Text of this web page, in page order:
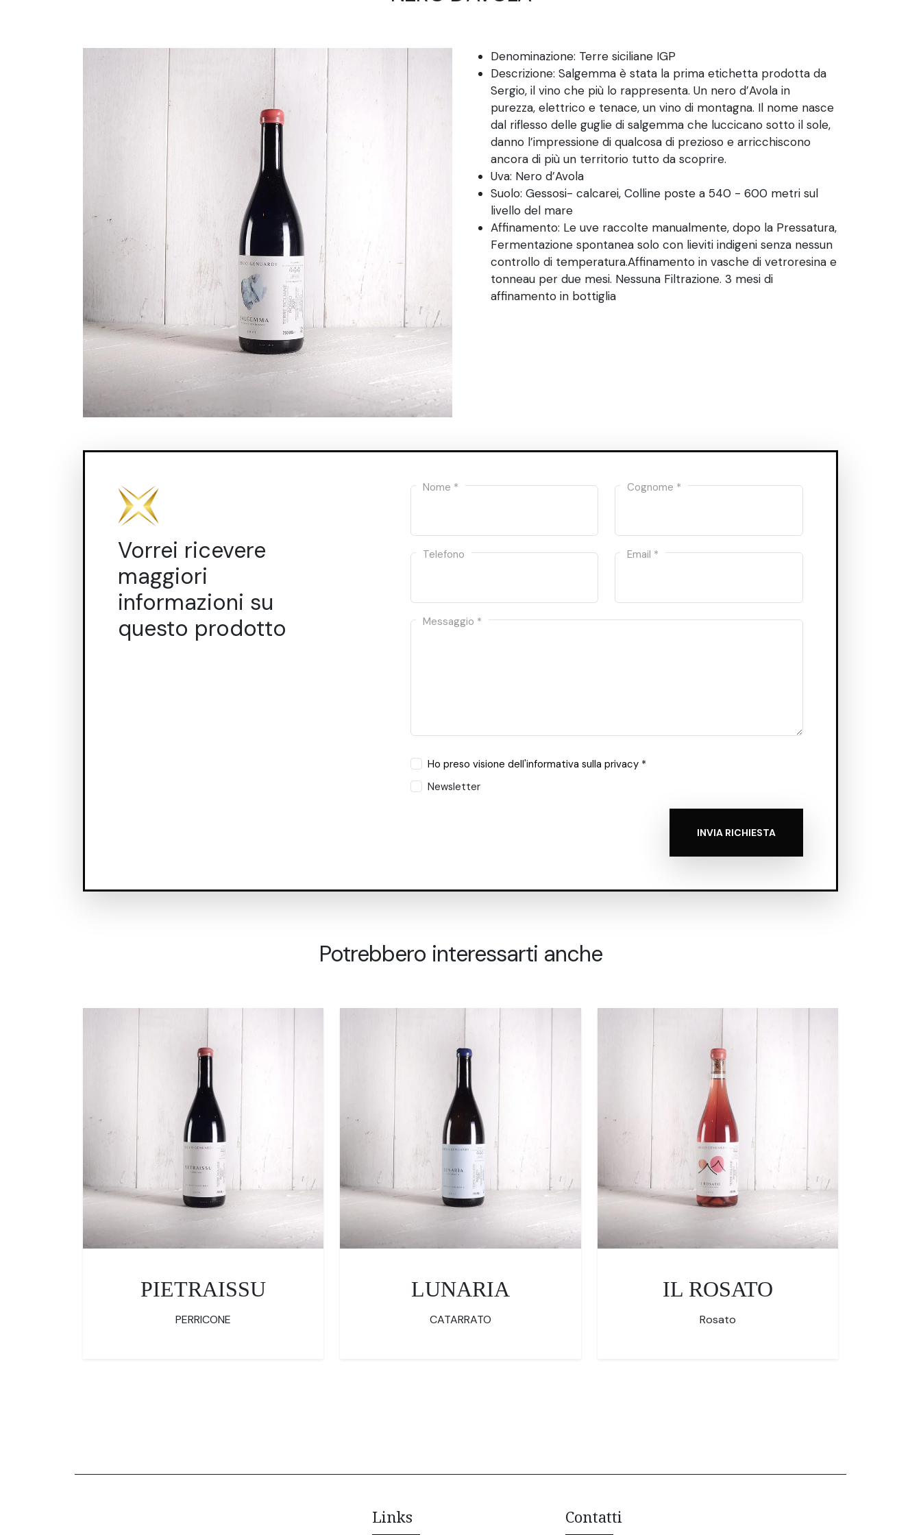
Denominazione: Terre siciliane IGP
Descrizione: Salgemma è stata la prima etichetta prodotta da
Sergio, il vino che più lo rappresenta. Un nero d’Avola in
purezza, elettrico e tenace, un vino di montagna. Il nome nasce
dal riflesso delle guglie di salgemma che luccicano sotto il sole,
danno l’impressione di qualcosa di prezioso e arricchiscono
ancora di più un territorio tutto da scoprire.
Uva: Nero d’Avola
Suolo: Gessosi- calcarei, Colline poste a 540 - 600 metri sul
livello del mare
Affinamento: Le uve raccolte manualmente, dopo la Pressatura,
Fermentazione spontanea solo con lieviti indigeni senza nessun
controllo di temperatura.Affinamento in vasche di vetroresina e
tonneau per due mesi. Nessuna Filtrazione. 3 mesi di
affinamento in bottiglia
Vorrei ricevere
maggiori
informazioni su
questo prodotto
Nome * Cognome *
Telefono Email *
Messaggio *
Ho preso visione dell'informativa sulla privacy *
Newsletter
INVIA RICHIESTA
Potrebbero interessarti anche
PIETRAISSU
PERRICONE
LUNARIA
CATARRATO
IL ROSATO
Rosato
Links Contatti